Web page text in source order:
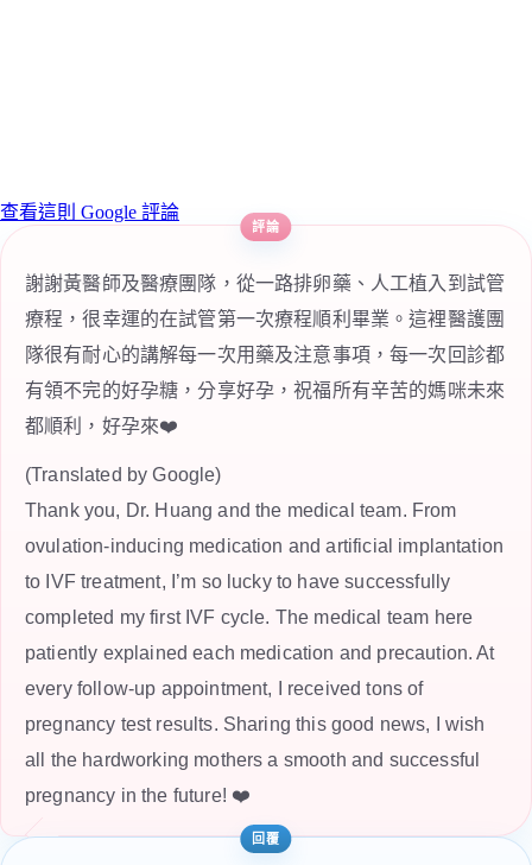
查看這則 Google 評論
謝謝黃醫師及醫療團隊，從一路排卵藥、人工植入到試管
療程，很幸運的在試管第一次療程順利畢業。這裡醫護團
隊很有耐心的講解每一次用藥及注意事項，每一次回診都
有領不完的好孕糖，分享好孕，祝福所有辛苦的媽咪未來
都順利，好孕來❤️
(Translated by Google)
Thank you, Dr. Huang and the medical team. From
ovulation-inducing medication and artificial implantation
to IVF treatment, I’m so lucky to have successfully
completed my first IVF cycle. The medical team here
patiently explained each medication and precaution. At
every follow-up appointment, I received tons of
pregnancy test results. Sharing this good news, I wish
all the hardworking mothers a smooth and successful
pregnancy in the future! ❤️